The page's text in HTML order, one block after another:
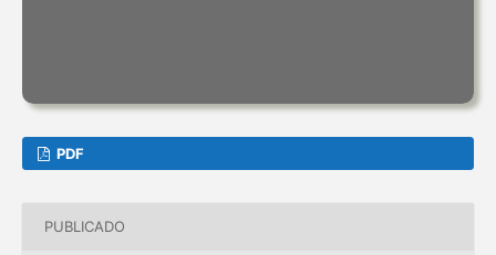
PDF
PUBLICADO